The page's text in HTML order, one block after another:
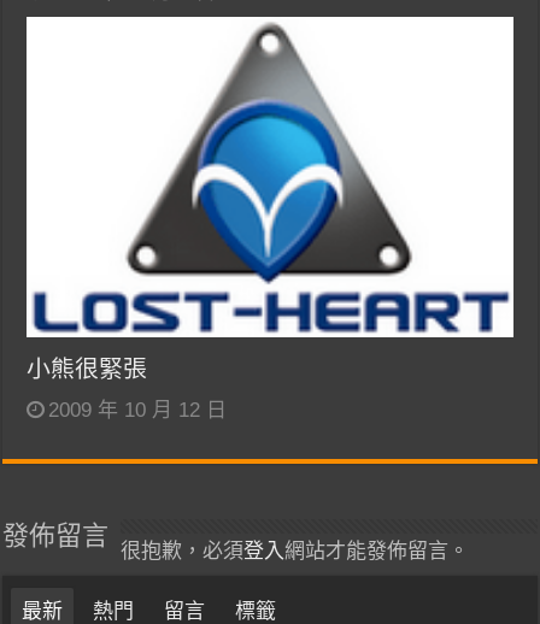
小熊很緊張
2009 年 10 月 12 日
發佈留言
很抱歉，必須登入 網站才能發佈留言。
最新 熱門 留言 標籤